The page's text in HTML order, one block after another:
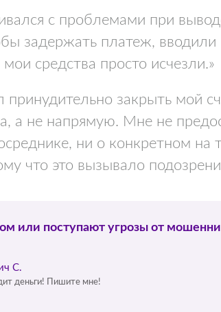
с проблемами при
задержать платеж, вводили
средства просто исчезли.»
принудительно закрыть мой
а не напрямую. Мне не
ни о конкретном на
что это вызывало
или поступают угрозы от
С.
деньги! Пишите мне!